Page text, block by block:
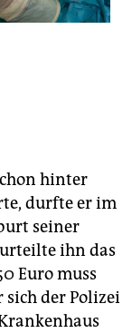
hinter
durfte er im
seiner
ihn das
Euro muss
sich der Polizei